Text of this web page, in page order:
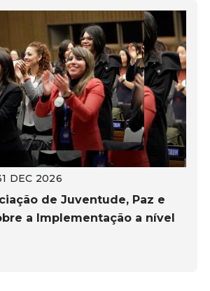
DEC 2026
de Juventude, Paz e
a Implementação a nível